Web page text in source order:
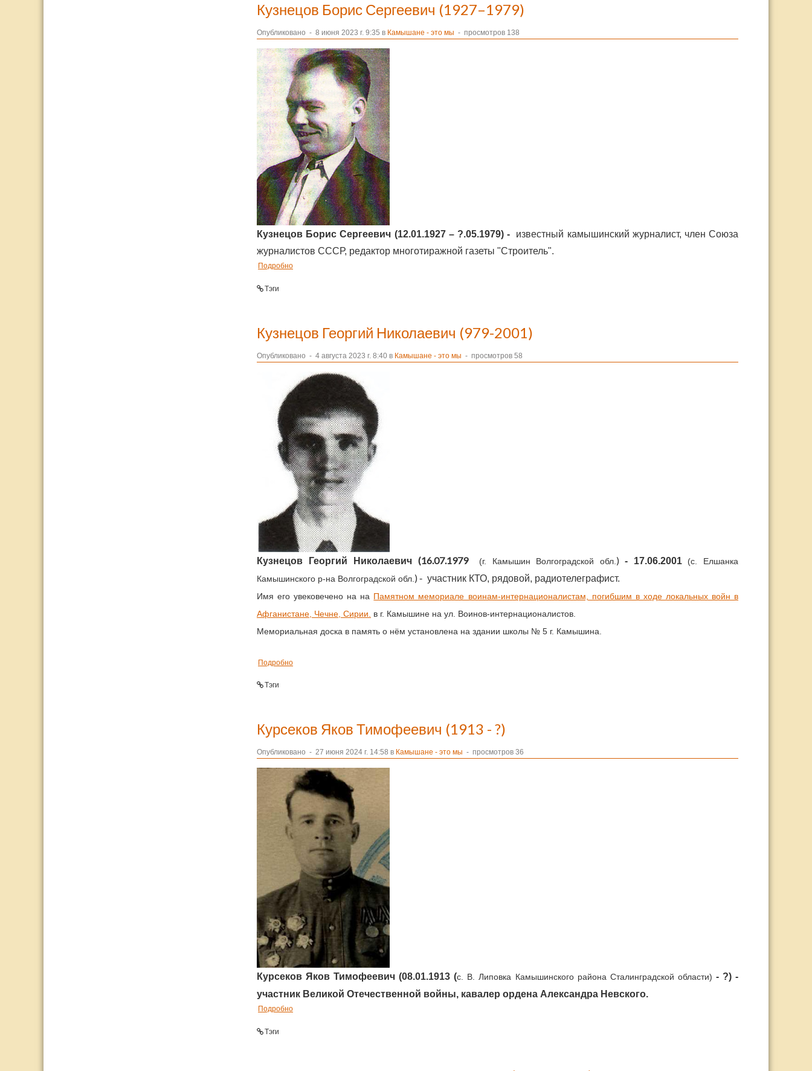
Кузнецов Борис Сергеевич (1927–1979)
Опубликовано - 8 июня 2023 г. 9:35 в Камышане - это мы - просмотров 138
Кузнецов Борис Сергеевич (12.01.1927 – ?.05.1979) -
известный камышинский журналист, член Союза
журналистов СССР, редактор многотиражной газеты "Строитель".
Подробно
Тэги
Кузнецов Георгий Николаевич (979-2001)
Опубликовано - 4 августа 2023 г. 8:40 в Камышане - это мы - просмотров 58
Кузнецов Георгий Николаевич (16.07.1979 (г. Камышин Волгоградской обл. )- 17.06.2001
(с. Елшанка
Камышинского р-на Волгоградской обл. ) - участник КТО, рядовой, радиотелеграфист.
Имя его увековечено на на Памятном мемориале воинам-интернационалистам, погибшим в ходе локальных войн в
Афганистане, Чечне, Сирии.
в г. Камышине на ул. Воинов-интернационалистов.
Мемориальная доска в память о нём установлена на здании школы № 5 г. Камышина.
Подробно
Тэги
Курсеков Яков Тимофеевич (1913 - ?)
Опубликовано - 27 июня 2024 г. 14:58 в Камышане - это мы - просмотров 36
Курсеков Яков Тимофеевич (08.01.1913 (с. В. Липовка Камышинского района Сталинградской области) - ?) -
участник Великой Отечественной войны, кавалер ордена Александра Невского.
Подробно
Тэги